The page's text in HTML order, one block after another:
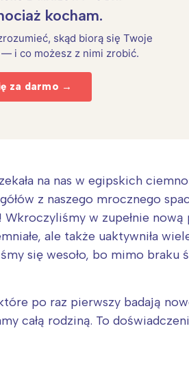
kocham.
skąd biorą się Twoje
i co możesz z nimi zrobić.
za darmo →
na nas w egipskich
z naszego mrocznego
w zupełnie
ale także uaktywniła
się wesoło, bo mimo braku
po raz pierwszy badają
całą rodziną. To